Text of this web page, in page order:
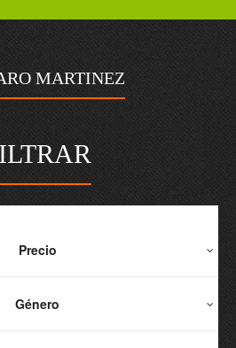
MARTINEZ
Precio
Género